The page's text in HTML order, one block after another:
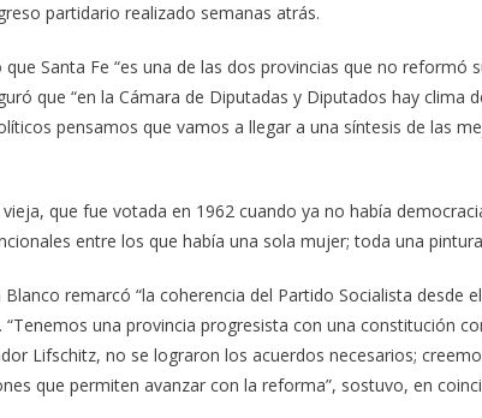
partidario realizado semanas atrás.
Santa Fe “es una de las dos provincias que no reformó
que “en la Cámara de Diputadas y Diputados hay clima
pensamos que vamos a llegar a una síntesis de las
que fue votada en 1962 cuando ya no había
entre los que había una sola mujer; toda una
remarcó “la coherencia del Partido Socialista desde
una provincia progresista con una constitución
Lifschitz, no se lograron los acuerdos necesarios;
que permiten avanzar con la reforma”, sostuvo, en